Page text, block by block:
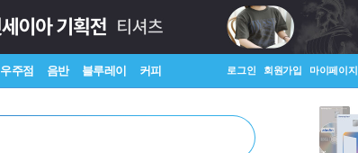
우주점 음반 블루레이 커피 로그인 회원가입 마이페이지